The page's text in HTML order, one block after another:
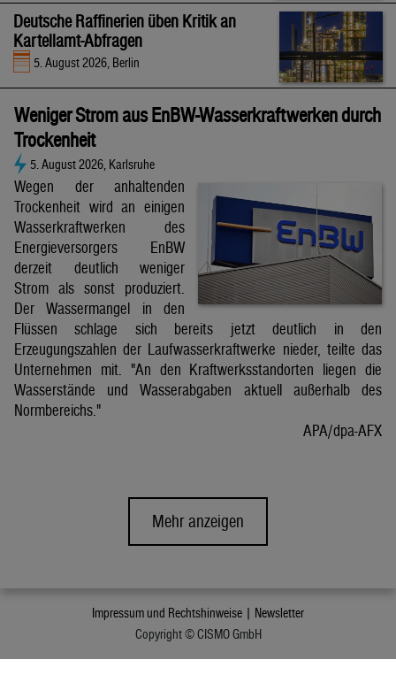
Deutsche Raffinerien üben Kritik an
Kartellamt-Abfragen
5. August 2026, Berlin
Weniger Strom aus EnBW-Wasserkraftwerken durch
Trockenheit
5. August 2026, Karlsruhe
Wegen der anhaltenden
Trockenheit wird an einigen
Wasserkraftwerken des
Energieversorgers EnBW
derzeit deutlich weniger
Strom als sonst produziert.
Der Wassermangel in den
Flüssen schlage sich bereits jetzt deutlich in den
Erzeugungszahlen der Laufwasserkraftwerke nieder, teilte das
Unternehmen mit. "An den Kraftwerksstandorten liegen die
Wasserstände und Wasserabgaben aktuell außerhalb des
Normbereichs."
APA/dpa-AFX
Mehr anzeigen
Impressum und Rechtshinweise | Newsletter
Copyright © CISMO GmbH